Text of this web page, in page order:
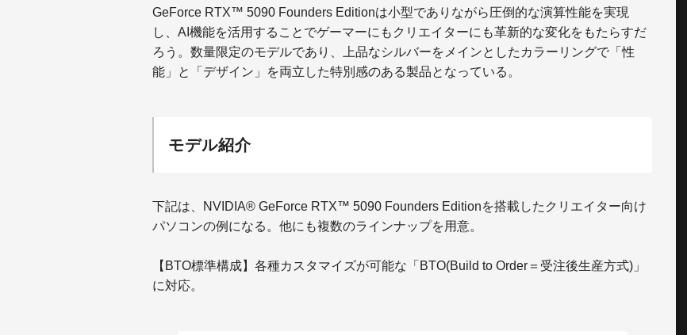
GeForce RTX™ 5090 Founders Editionは小型でありながら圧倒的な演算性能を実現
し、 AI機能を活用することでゲーマーにもクリエイターにも革新的な変化をもたらすだ
ろう。数量限定のモデルであり、
上品なシルバーをメインとしたカラーリングで「性
能」と「 デザイン」を両立した特別感のある製品となっている。
モデル紹介
下記は、NVIDIA® GeForce RTX™ 5090 Founders Editionを搭載したクリエイター向け
パソコンの例になる。他にも複数のラインナップを用意。
【BTO標準構成】各種カスタマイズが可能な「BTO(Build to Order＝受注後生産方式)」
に対応。